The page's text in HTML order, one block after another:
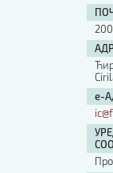
Шаблон прве
Шаблон прве
Шаблон прве
Етички кодекс
Наслов или део
е-